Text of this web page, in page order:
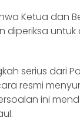
Ketua dan
diperiksa untuk
serius dari
resmi
ini